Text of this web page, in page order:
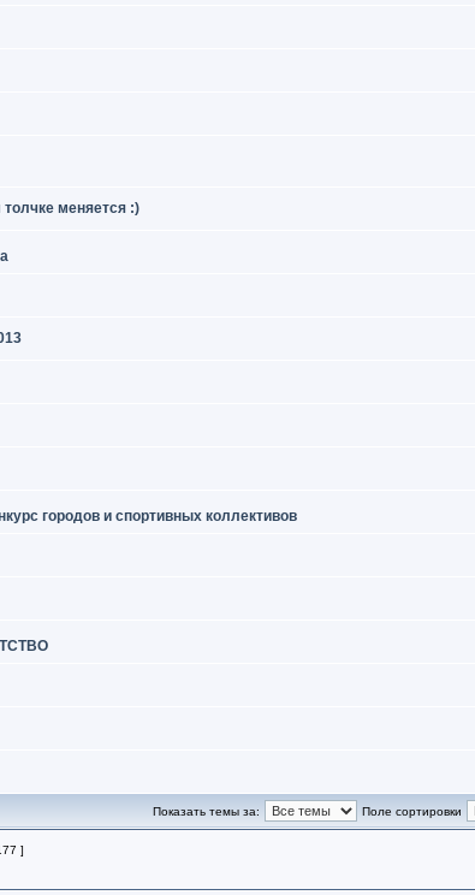
меняется :)
городов и спортивных коллективов
Показать темы за: Поле сортировки
]